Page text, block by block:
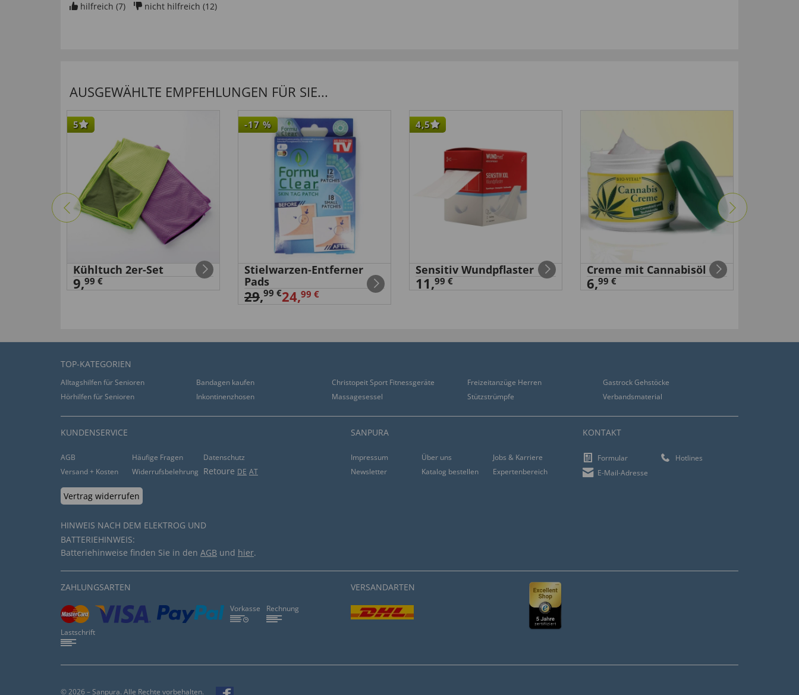
hilfreich (7) nicht hilfreich (12)
AUSGEWÄHLTE EMPFEHLUNGEN FÜR SIE...
5
Kühltuch 2er-Set
9,99 €
-17 %
Stielwarzen-Entferner
Pads
29,99 €24,99 €
4,5
Sensitiv Wundpflaster
11,99 €
Creme mit Cannabisöl
6,99 €
TOP-KATEGORIEN
Alltagshilfen für Senioren Bandagen kaufen Christopeit Sport Fitnessgeräte Freizeitanzüge Herren
Gastrock Gehstöcke
Hörhilfen für Senioren
Inkontinenzhosen Massagesessel Stützstrümpfe Verbandsmaterial
KUNDENSERVICE
AGB Häufige Fragen
Datenschutz
Versand + Kosten
Widerrufsbelehrung Retoure DE AT
Vertrag widerrufen
HINWEIS NACH DEM ELEKTROG UND
BATTERIEHINWEIS:
Batteriehinweise finden Sie in den AGB und hier.
SANPURA
Impressum Über uns
Jobs & Karriere
Newsletter
Katalog bestellen Expertenbereich
KONTAKT
Formular
Hotlines
E-Mail-Adresse
ZAHLUNGSARTEN
Vorkasse Rechnung
Lastschrift
VERSANDARTEN
© 2026 – Sanpura. Alle Rechte vorbehalten.